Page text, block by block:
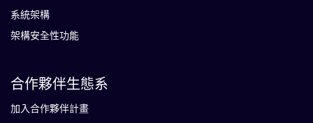
系統架構
架構安全性功能
合作夥伴生態系
加入合作夥伴計畫